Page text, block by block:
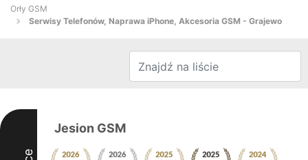
Orły GSM
Serwisy Telefonów, Naprawa iPhone, Akcesoria GSM - Grajewo
Jesion GSM